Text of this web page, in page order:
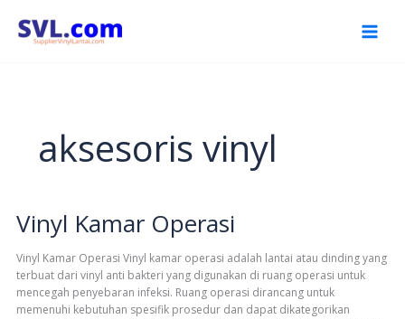
content
aksesoris vinyl
Vinyl Kamar Operasi
Vinyl Kamar Operasi Vinyl kamar operasi adalah lantai atau dinding yang
terbuat dari vinyl anti bakteri yang digunakan di ruang operasi untuk
mencegah penyebaran infeksi. Ruang operasi dirancang untuk
memenuhi kebutuhan spesifik prosedur dan dapat dikategorikan
Vinyl
Kamar
Operasi